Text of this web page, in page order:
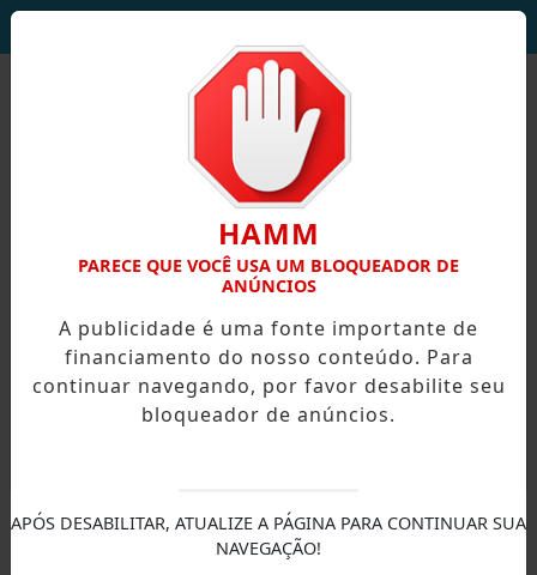
HAMM
PARECE QUE VOCÊ USA UM BLOQUEADOR DE
ANÚNCIOS
A publicidade é uma fonte importante de
financiamento do nosso conteúdo. Para
continuar navegando, por favor desabilite seu
bloqueador de anúncios.
APÓS DESABILITAR, ATUALIZE A PÁGINA PARA CONTINUAR SUA
NAVEGAÇÃO!